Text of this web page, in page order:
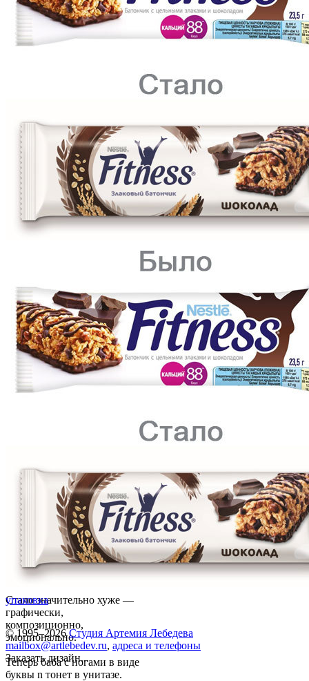
Стало значительно хуже —
графически,
композиционно,
эмоционально.
Теперь баба с ногами в виде
буквы n тонет в унитазе.
упаковка
© 1995–2026 Студия Артемия Лебедева
mailbox@artlebedev.ru, адреса и телефоны
Заказать дизайн...